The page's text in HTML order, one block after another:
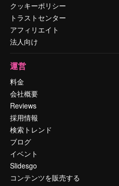
クッキーポリシー
トラストセンター
アフィリエイト
法人向け
運営
料金
会社概要
Reviews
採用情報
検索トレンド
ブログ
イベント
Slidesgo
コンテンツを販売する